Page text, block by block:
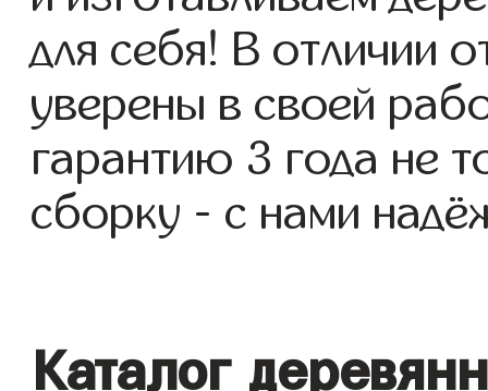
для себя! В отличии
уверены в своей
гарантию 3 года не
сборку - с нами
Каталог